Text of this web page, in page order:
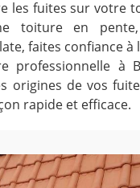
les fuites sur votre
toiture en
faites confiance à
professionnelle à
origines de vos
rapide et efficace.